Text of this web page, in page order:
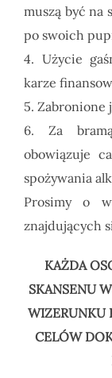
muszą być na
po swoich
4. Użycie
karze
5. Zabronione
6. Za
obowiązuje
spożywania
Prosimy o
znajdujących
KAŻDA
SKANSENU
WIZERUNKU
CELÓW